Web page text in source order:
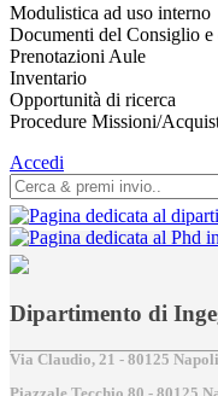
Modulistica ad uso interno
Documenti del Consiglio e
Prenotazioni Aule
Inventario
Opportunità di ricerca
Procedure Missioni/
Accedi
Dipartimento di
Via Claudio, 21 - 80125